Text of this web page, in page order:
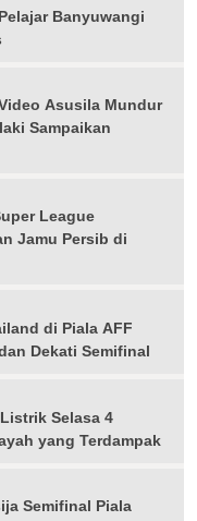
Banyuwangi
Asusila Mundur
Sampaikan
League
Jamu Persib di
di Piala AFF
Dekati Semifinal
Selasa 4
yang Terdampak
Semifinal Piala